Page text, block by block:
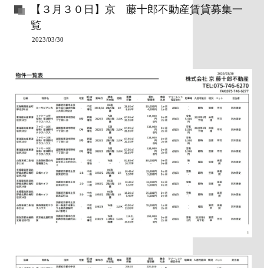
【３月３０日】京 藤十郎不動産賃貸募集一
覧
2023/03/30